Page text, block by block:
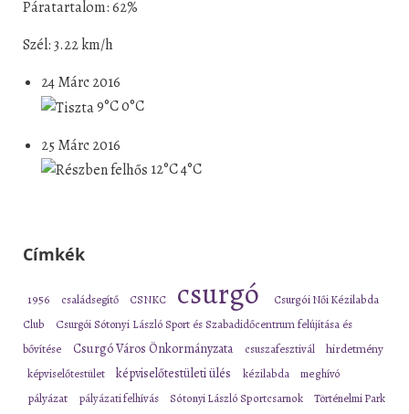
Páratartalom: 62%
Szél: 3.22 km/h
24 Márc 2016
9°C0°C
25 Márc 2016
12°C4°C
Címkék
1956 családsegítő CSNKC csurgó
Csurgói Női Kézilabda
Club
Csurgói Sótonyi László Sport és Szabadidőcentrum felújítása és
bővítése
Csurgó Város Önkormányzata csuszafesztivál hirdetmény
képviselőtestület képviselőtestületi ülés kézilabda meghívó
pályázat pályázati felhívás Sótonyi László Sportcsarnok
Történelmi Park